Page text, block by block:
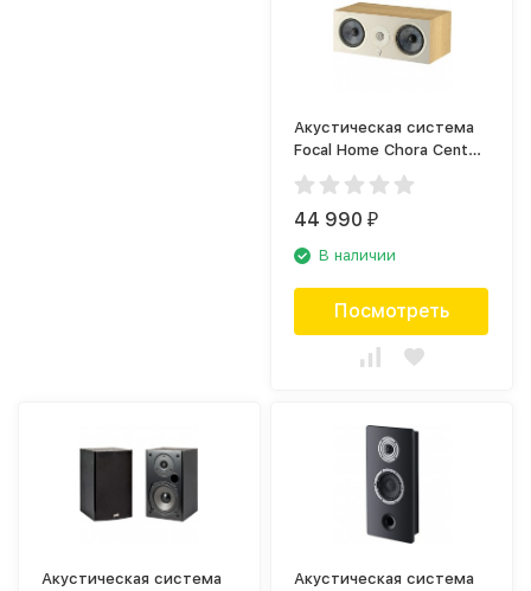
Акустическая система
Focal Home Chora Center
Light Wood
44 990₽
В наличии
Посмотреть
Акустическая система
Акустическая система